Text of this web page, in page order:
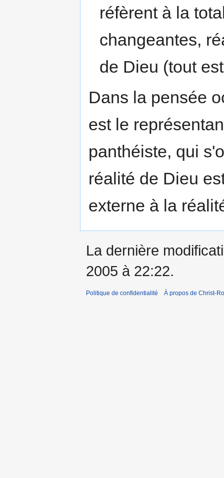
réfèrent à la
changeantes,
de Dieu (tout
Dans la pensée
est le
panthéiste, qui
réalité de Dieu
externe à la
La dernière
2005 à 22:22.
Politique de confidentialité À propos de Christ-